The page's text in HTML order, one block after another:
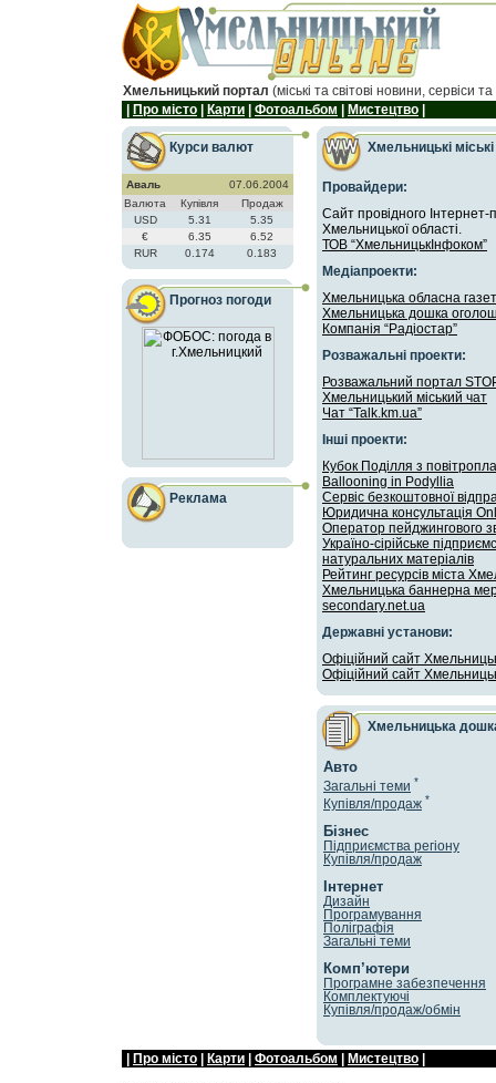
Хмельницький портал (міські та світові новини, сервіси
Про мiсто Карти Фотоальбом Мистецтво
Курси валют
Аваль
07.06.2004
Валюта
Купiвля
Продаж
USD
5.31
5.35
€
6.35
6.52
RUR
0.174 0.183
Прогноз погоди
Реклама
Хмельницькі
Провайдери:
Cайт провідного
Хмельницької області.
ТОВ “ХмельницькІнфоком”
Медіапроекти:
Хмельницька обласна
Хмельницька дошка
Компанія “Радіостар”
Pозважальні проекти:
Розважальний портал
Хмельницький міський чат
Чат “Talk.km.ua”
Iнші проекти:
Кубок Поділля з
Ballooning in Podyllia
Сервіс безкоштовної
Юридична консультація
Оператор пейджингового
Україно-сірійське
натуральних матеріалів
Рейтинг ресурсів міста
Хмельницька баннерна
secondary.net.ua
Державні установи:
Oфіційний сайт
Офіційний сайт
Хмельницька
Авто
Загальні теми *
Купівля/продaж *
Бізнес
Підприємства регіону
Купівля/продаж
Інтернет
Дизайн
Програмування
Поліграфія
Загальні теми
Комп’ютери
Програмне забезпечення
Комплектуючі
Купівля/продаж/обмін
Про мiсто Карти Фотоальбом Мистецтво